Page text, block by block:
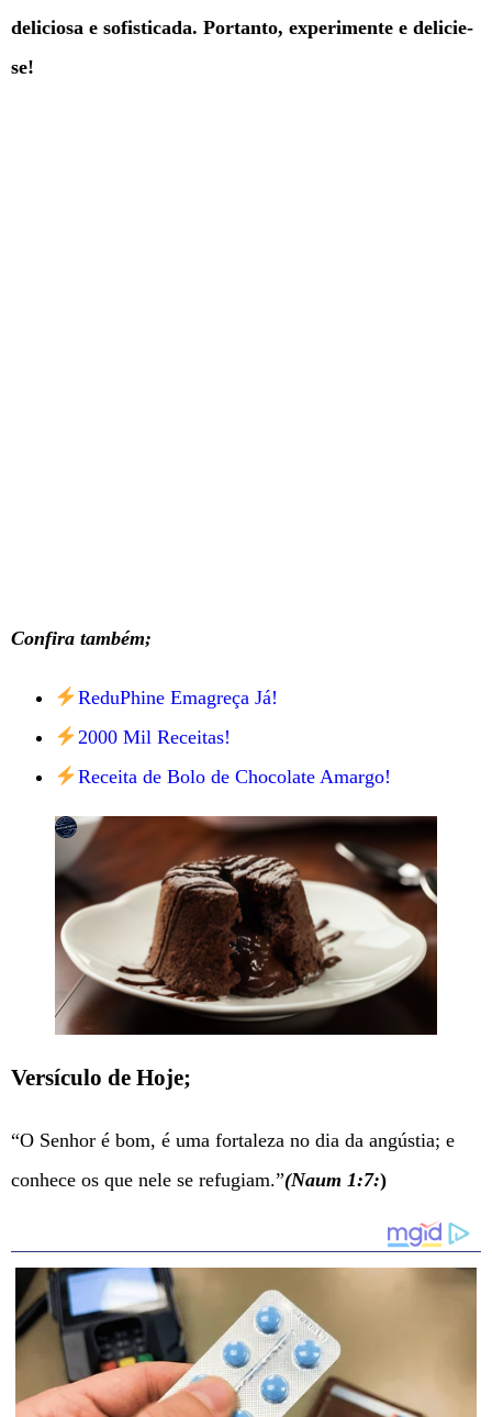
deliciosa e sofisticada. Portanto, experimente e delicie-
se!
Confira também;
ReduPhine Emagreça Já!
2000 Mil Receitas!
Receita de Bolo de Chocolate Amargo!
Versículo de Hoje;
“O Senhor é bom, é uma fortaleza no dia da angústia; e
conhece os que nele se refugiam.”(Naum 1:7:)